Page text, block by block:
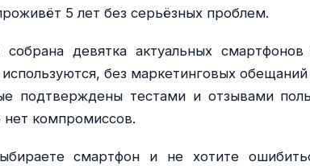
5 лет без серьёзных проблем.
девятка актуальных
без маркетинговых
подтверждены тестами и отзывами
компромиссов.
смартфон и не хотите